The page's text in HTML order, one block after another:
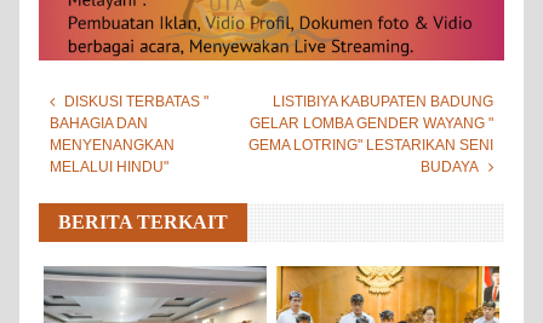
DISKUSI TERBATAS "
BAHAGIA DAN
MENYENANGKAN
MELALUI HINDU"
LISTIBIYA KABUPATEN BADUNG
GELAR LOMBA GENDER WAYANG "
GEMA LOTRING" LESTARIKAN SENI
BUDAYA
BERITA TERKAIT